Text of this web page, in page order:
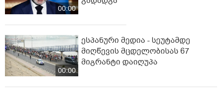
00:00
00:00
ესპანური მედია - სეუტამდე
მიღწევის მცდელობისას 67
მიგრანტი დაიღუპა